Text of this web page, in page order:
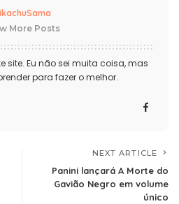
More Posts
site. Eu não sei muita coisa, mas
para fazer o melhor.
NEXT ARTICLE
Panini lançará A Morte do
Gavião Negro em volume
único